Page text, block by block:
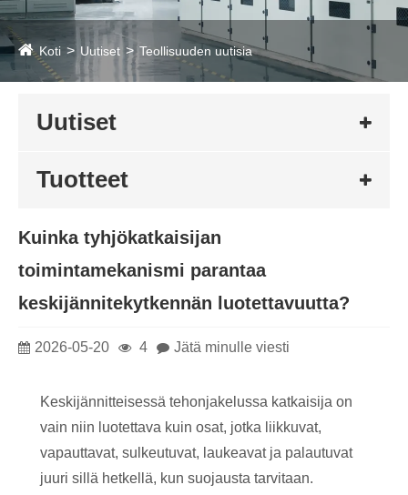
Koti Uutiset Teollisuuden uutisia
Uutiset
Tuotteet
Kuinka tyhjökatkaisijan
toimintamekanismi parantaa
keskijännitekytkennän luotettavuutta?
2026-05-20 4 Jätä minulle viesti
Keskijännitteisessä tehonjakelussa katkaisija on
vain niin luotettava kuin osat, jotka liikkuvat,
vapauttavat, sulkeutuvat, laukeavat ja palautuvat
juuri sillä hetkellä, kun suojausta tarvitaan.